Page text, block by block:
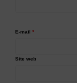
E-mail *
Site web